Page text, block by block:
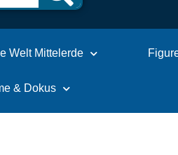
Welt Mittelerde
& Dokus